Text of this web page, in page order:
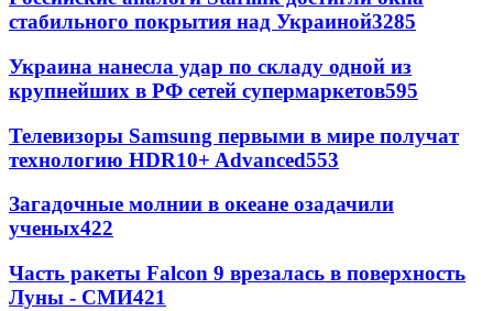
стабильного покрытия над Украиной3285
Украина нанесла удар по складу одной из
крупнейших в РФ сетей супермаркетов595
Телевизоры Samsung первыми в мире получат
технологию HDR10+ Advanced553
Загадочные молнии в океане озадачили
ученых422
Часть ракеты Falcon 9 врезалась в поверхность
Луны - СМИ421